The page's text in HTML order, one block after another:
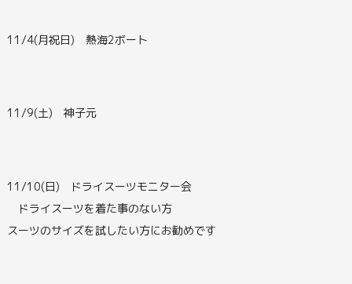
11/4(月祝日) 熱海2ボート
11/9(土) 神子元
11/10(日) ドライスーツモニター会
ドライスーツを着た事のない方
スーツのサイズを試したい方にお勧めです